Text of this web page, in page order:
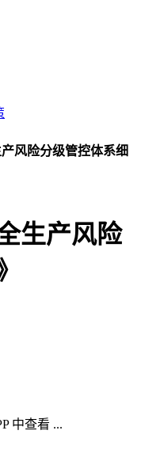
风险分级管控体系细
生产风险
中查看 ...